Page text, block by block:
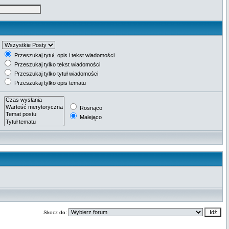
Przeszukaj tytuł, opis i tekst wiadomości
Przeszukaj tylko tekst wiadomości
Przeszukaj tylko tytuł wiadomości
Przeszukaj tylko opis tematu
Rosnąco
Malejąco
Skocz do: